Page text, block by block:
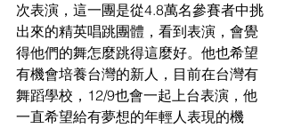
次表演，這一團是從4.8萬名參賽者中挑
出來的精英唱跳團體，看到表演，會覺
得他們的舞怎麼跳得這麼好。他也希望
有機會培養台灣的新人，目前在台灣有
舞蹈學校，12/9也會一起上台表演，他
一直希望給有夢想的年輕人表現的機